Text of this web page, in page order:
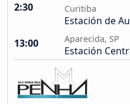
2:30 Curitiba
Estación de
13:00
Aparecida, SP
Estación